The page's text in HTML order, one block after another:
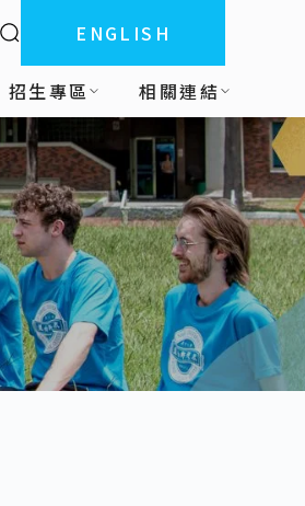
全站搜索ENGLISH
招生專區 相關連結